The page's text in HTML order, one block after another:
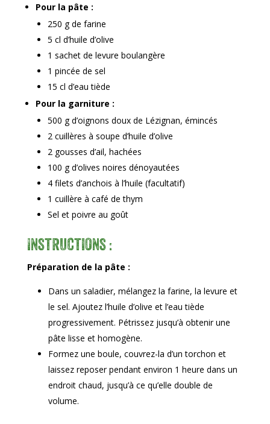
Pour la pâte :
250 g de farine
5 cl d’huile d’olive
1 sachet de levure boulangère
1 pincée de sel
15 cl d’eau tiède
Pour la garniture :
500 g d’oignons doux de Lézignan, émincés
2 cuillères à soupe d’huile d’olive
2 gousses d’ail, hachées
100 g d’olives noires dénoyautées
4 filets d’anchois à l’huile (facultatif)
1 cuillère à café de thym
Sel et poivre au goût
Instructions :
Préparation de la pâte :
Dans un saladier, mélangez la farine, la levure et
le sel. Ajoutez l’huile d’olive et l’eau tiède
progressivement. Pétrissez jusqu’à obtenir une
pâte lisse et homogène.
Formez une boule, couvrez-la d’un torchon et
laissez reposer pendant environ 1 heure dans un
endroit chaud, jusqu’à ce qu’elle double de
volume.